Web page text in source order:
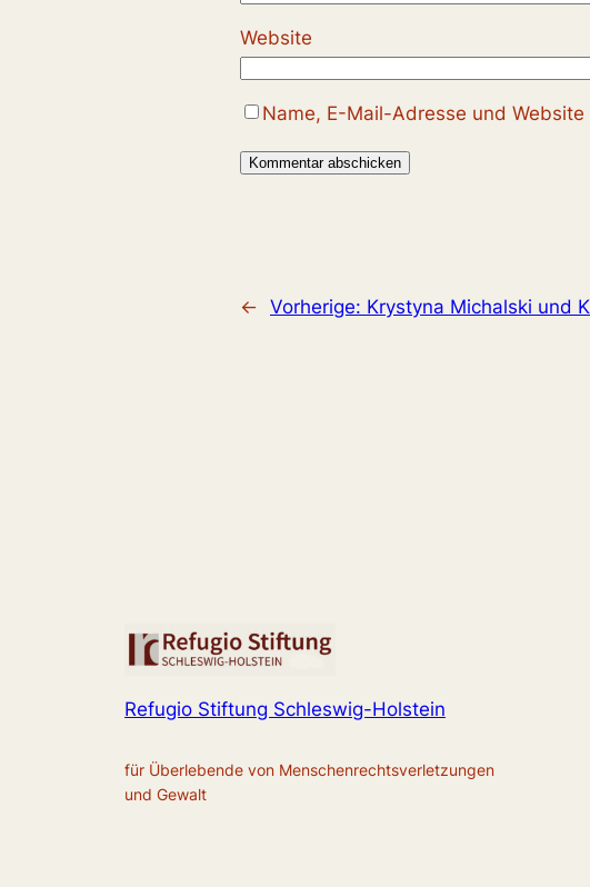
Website
Name, E-Mail-Adresse und
← Vorherige: Krystyna Michalski und
Refugio Stiftung Schleswig-Holstein
für Überlebende von Menschenrechtsverletzungen
und Gewalt